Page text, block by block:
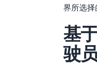
界所选择
基
驶